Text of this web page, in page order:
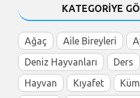
KATEGORİYE
Ağaç Aile Bireyleri
Deniz Hayvanları
Ders
Hayvan
Kıyafet